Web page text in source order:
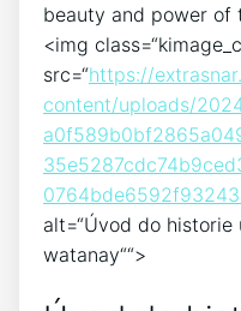
beauty and power ⁣of
<img
src=“https://
content/uploads/
alt=“Úvod do historie
‍watanay““>